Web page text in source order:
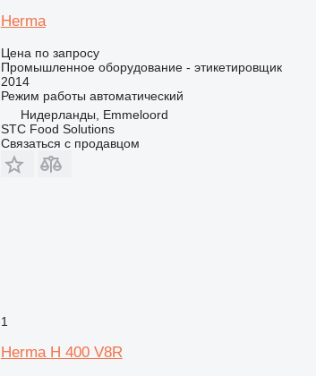
Herma
Цена по запросу
Промышленное оборудование - этикетировщик
2014
Режим работы автоматический
Нидерланды, Emmeloord
STC Food Solutions
Связаться с продавцом
1
Herma H 400 V8R